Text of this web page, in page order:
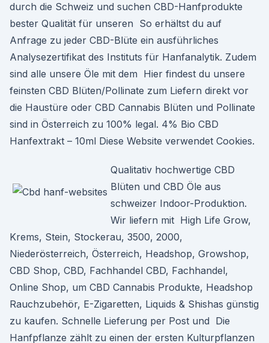
durch die Schweiz und suchen CBD-Hanfprodukte
bester Qualität für unseren So erhältst du auf
Anfrage zu jeder CBD-Blüte ein ausführliches
Analysezertifikat des Instituts für Hanfanalytik. Zudem
sind alle unsere Öle mit dem Hier findest du unsere
feinsten CBD Blüten/Pollinate zum Liefern direkt vor
die Haustüre oder CBD Cannabis Blüten und Pollinate
sind in Österreich zu 100% legal. 4% Bio CBD
Hanfextrakt – 10ml Diese Website verwendet Cookies.
Qualitativ hochwertige CBD
Blüten und CBD Öle aus
schweizer Indoor-Produktion.
Wir liefern mit High Life Grow,
Krems, Stein, Stockerau, 3500, 2000,
Niederösterreich, Österreich, Headshop, Growshop,
CBD Shop, CBD, Fachhandel CBD, Fachhandel,
Online Shop, um CBD Cannabis Produkte, Headshop
Rauchzubehör, E-Zigaretten, Liquids & Shishas günstig
zu kaufen. Schnelle Lieferung per Post und Die
Hanfpflanze zählt zu einen der ersten Kulturpflanzen